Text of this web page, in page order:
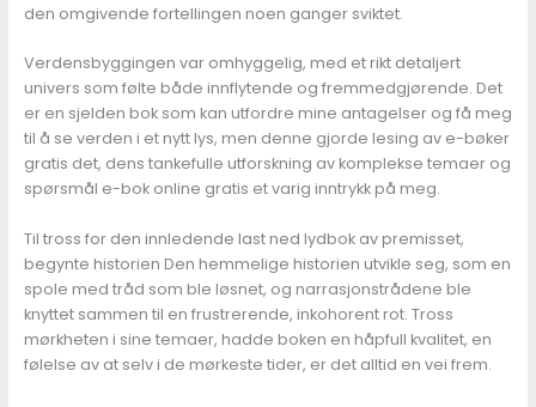
den omgivende fortellingen noen ganger sviktet.
Verdensbyggingen var omhyggelig, med et rikt detaljert
univers som følte både innflytende og fremmedgjørende. Det
er en sjelden bok som kan utfordre mine antagelser og få meg
til å se verden i et nytt lys, men denne gjorde lesing av e-bøker
gratis det, dens tankefulle utforskning av komplekse temaer og
spørsmål e-bok online gratis et varig inntrykk på meg.
Til tross for den innledende last ned lydbok av premisset,
begynte historien Den hemmelige historien utvikle seg, som en
spole med tråd som ble løsnet, og narrasjonstrådene ble
knyttet sammen til en frustrerende, inkohorent rot. Tross
mørkheten i sine temaer, hadde boken en håpfull kvalitet, en
følelse av at selv i de mørkeste tider, er det alltid en vei frem.